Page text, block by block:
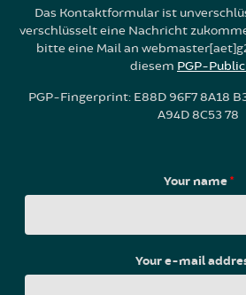
Das Kontaktformular ist
verschlüsselt eine Nachricht
bitte eine Mail an
diesem PGP-
PGP-Fingerprint: E88D 96F7 8A18
A94D 8C53 78
Your name*
Your e-mail